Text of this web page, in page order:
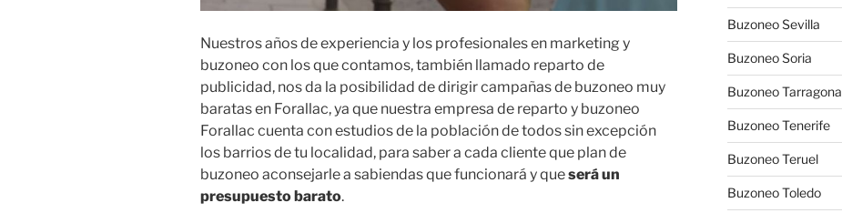
Nuestros años de experiencia y los profesionales en marketing y
buzoneo con los que contamos, también llamado reparto de
publicidad, nos da la posibilidad de dirigir campañas de buzoneo muy
baratas en Forallac, ya que nuestra empresa de reparto y buzoneo
Forallac cuenta con estudios de la población de todos sin excepción
los barrios de tu localidad, para saber a cada cliente que plan de
buzoneo aconsejarle a sabiendas que funcionará y queserá un
presupuesto barato.
Buzoneo Sevilla
Buzoneo Soria
Buzoneo Tarragona
Buzoneo Tenerife
Buzoneo Teruel
Buzoneo Toledo